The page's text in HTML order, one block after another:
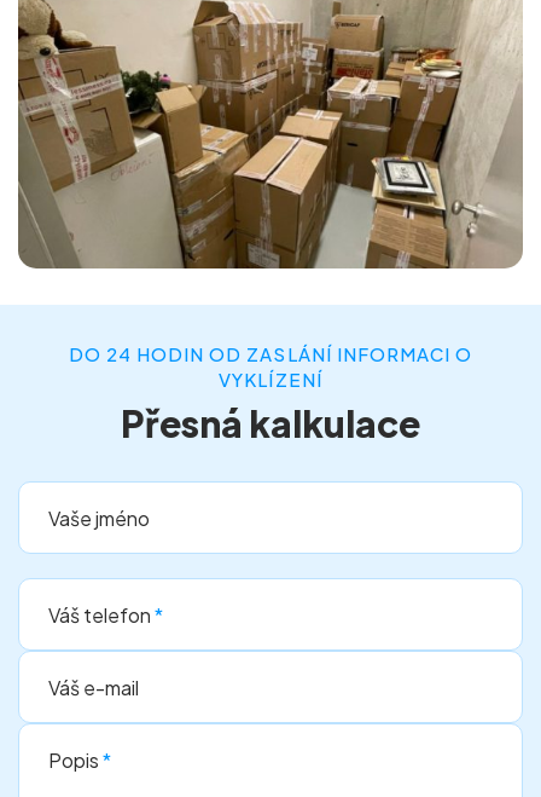
DO 24 HODIN OD ZASLÁNÍ INFORMACI O
VYKLÍZENÍ
Přesná kalkulace
Vaše jméno
Váš telefon*
Váš e-mail
Popis*